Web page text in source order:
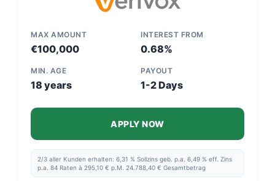
MAX AMOUNT
€100,000
INTEREST FROM
0.68%
MIN. AGE
18 years
PAYOUT
1-2 Days
APPLY NOW
2/3 aller Kunden erhalten: 6,31 % Sollzins geb. p.a. 6,49 % eff. Zins
p.a. 84 Raten à 295,10 € p.M. 24.788,40 € Gesamtbetrag